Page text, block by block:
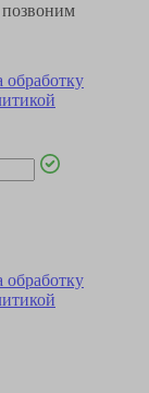
обработку
обработку